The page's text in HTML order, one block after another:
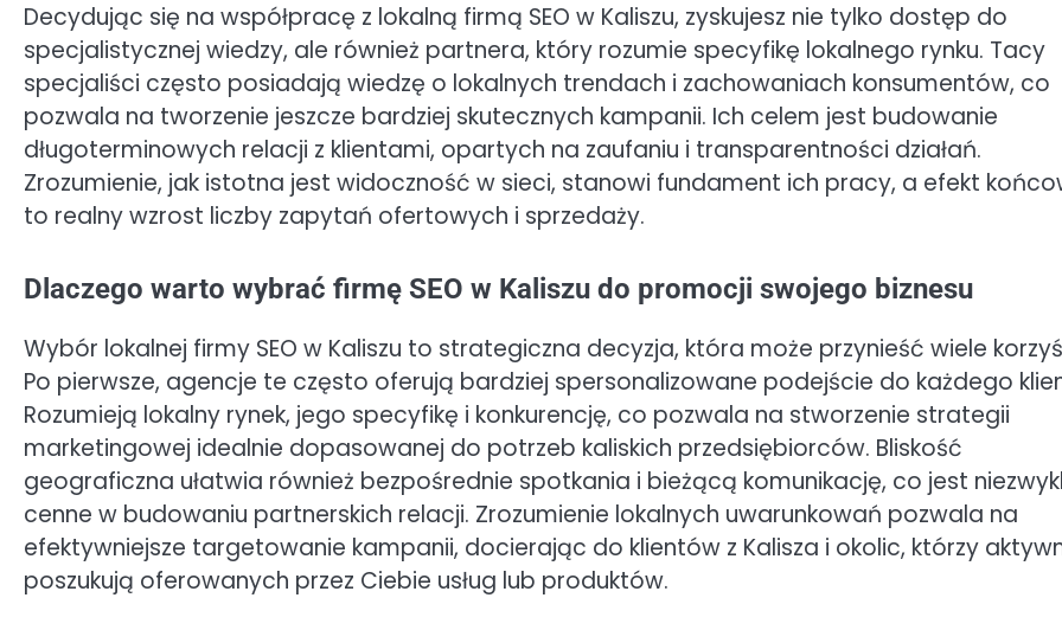
Decydując się na współpracę z lokalną firmą SEO w Kaliszu, zyskujesz nie tylko dostęp do
specjalistycznej wiedzy, ale również partnera, który rozumie specyfikę lokalnego rynku. Tacy
specjaliści często posiadają wiedzę o lokalnych trendach i zachowaniach konsumentów, co
pozwala na tworzenie jeszcze bardziej skutecznych kampanii. Ich celem jest budowanie
długoterminowych relacji z klientami, opartych na zaufaniu i transparentności działań.
Zrozumienie, jak istotna jest widoczność w sieci, stanowi fundament ich pracy, a efekt
to realny wzrost liczby zapytań ofertowych i sprzedaży.
Dlaczego warto wybrać firmę SEO w Kaliszu do promocji swojego biznesu
Wybór lokalnej firmy SEO w Kaliszu to strategiczna decyzja, która może przynieść wiele
Po pierwsze, agencje te często oferują bardziej spersonalizowane podejście do każdego
Rozumieją lokalny rynek, jego specyfikę i konkurencję, co pozwala na stworzenie strategii
marketingowej idealnie dopasowanej do potrzeb kaliskich przedsiębiorców. Bliskość
geograficzna ułatwia również bezpośrednie spotkania i bieżącą komunikację, co jest
cenne w budowaniu partnerskich relacji. Zrozumienie lokalnych uwarunkowań pozwala na
efektywniejsze targetowanie kampanii, docierając do klientów z Kalisza i okolic, którzy
poszukują oferowanych przez Ciebie usług lub produktów.